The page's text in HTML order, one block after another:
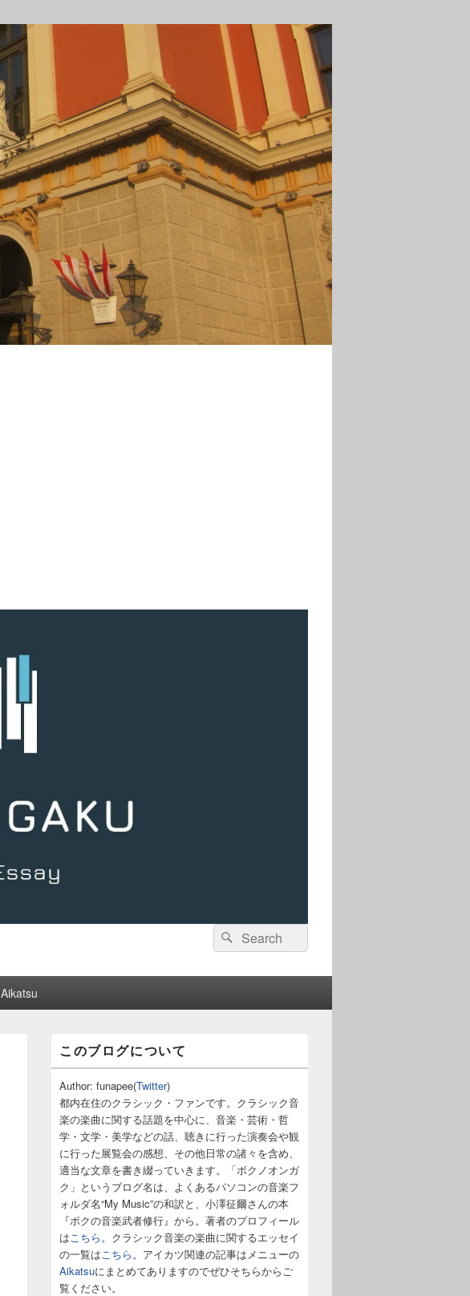
検
索:
検
索
Aikatsu
ン
サ
イ
バ
ー
ウ
ィ
ジ
エ
リ
ア
このブログについて
Author: funapee(Twitter)
都内在住のクラシック・ファンです。クラシック音
楽の楽曲に関する話題を中心に、音楽・芸術・哲
学・文学・美学などの話、聴きに行った演奏会や観
に行った展覧会の感想、その他日常の諸々を含め、
適当な文章を書き綴っていきます。「ボクノオンガ
ク」というブログ名は、よくあるパソコンの音楽フ
ォルダ名“My Music”の和訳と、小澤征爾さんの本
『ボクの音楽武者修行』から。著者のプロフィール
は こちら 。クラシック音楽の楽曲に関するエッセイ
の一覧は こちら 。アイカツ関連の記事はメニューの
Aikatsuにまとめてありますのでぜひそちらからご
覧ください。